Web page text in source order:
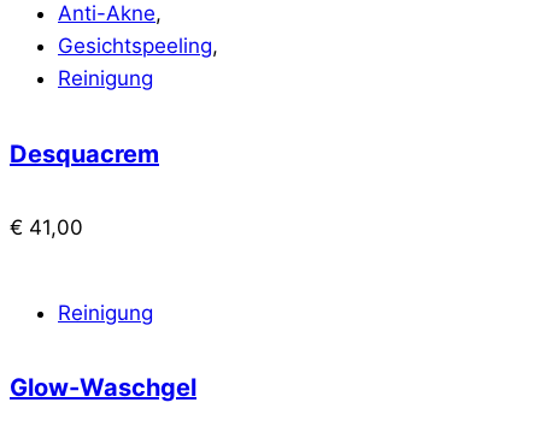
Anti-Akne,
Gesichtspeeling,
Reinigung
Desquacrem
€ 41,00
Reinigung
Glow-Waschgel